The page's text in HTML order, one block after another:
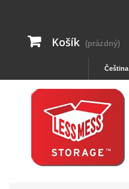
Košík (prázdný)
Čeština